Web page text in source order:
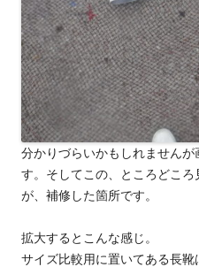
分かりづらいかもしれません
す。そしてこの、ところどこ
が、補修した箇所です。
拡大するとこんな感じ。
サイズ比較用に置いてある長靴